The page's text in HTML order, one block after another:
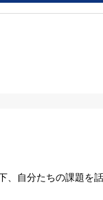
、自分たちの課題を